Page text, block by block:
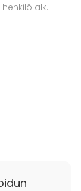
alk.
vähintään